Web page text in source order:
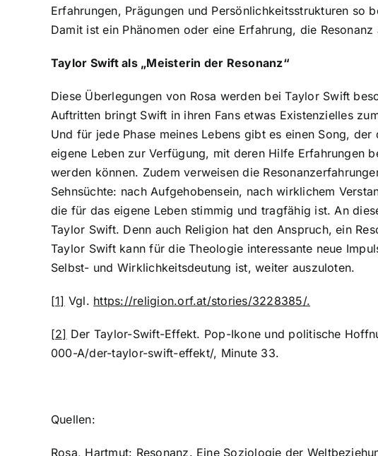
Erfahrungen, Prägungen und Persönlichkeitsstrukturen so
Damit ist ein Phänomen oder eine Erfahrung, die
Taylor Swift als „Meisterin der Resonanz“
Diese Überlegungen von Rosa werden bei Taylor Swift
Auftritten bringt Swift in ihren Fans etwas Existenzielles
Und für jede Phase meines Lebens gibt es einen Song, der
eigene Leben zur Verfügung, mit deren Hilfe Erfahrungen
werden können. Zudem verweisen die
Sehnsüchte: nach Aufgehobensein, nach wirklichem
die für das eigene Leben stimmig und tragfähig ist. An
Taylor Swift. Denn auch Religion hat den Anspruch, ein
Taylor Swift kann für die Theologie interessante neue
Selbst- und Wirklichkeitsdeutung ist, weiter auszuloten.
[1] Vgl. https://religion.orf.at/stories/3228385/.
[2] Der Taylor-Swift-Effekt. Pop-Ikone und politische
000-A/der-taylor-swift-effekt/, Minute 33.
Quellen:
Rosa, Hartmut: Resonanz. Eine Soziologie der